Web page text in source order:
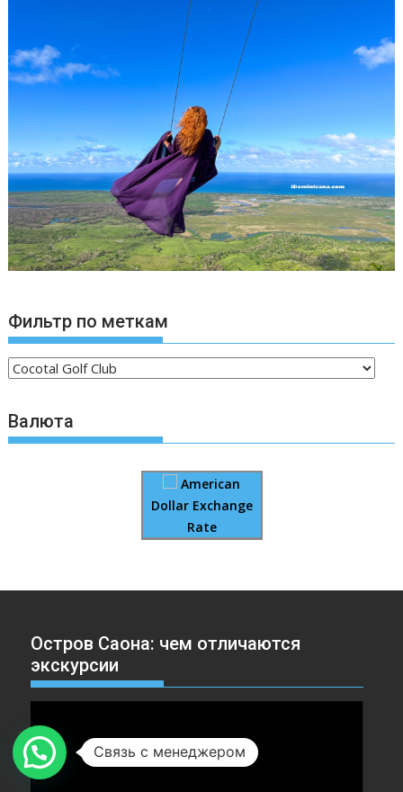
Фильтр по меткам
Валюта
American
Dollar Exchange
Rate
Остров Саона: чем отличаются
экскурсии
Связь с менеджером